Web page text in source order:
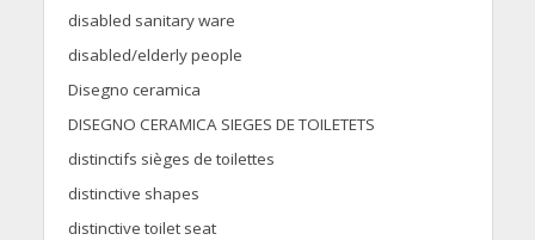
disabled sanitary ware
disabled/elderly people
Disegno ceramica
DISEGNO CERAMICA SIEGES DE TOILETETS
distinctifs sièges de toilettes
distinctive shapes
distinctive toilet seat